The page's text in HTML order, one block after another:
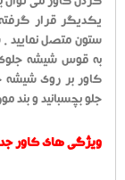
کردن کاور می توان
یکدیگر قرار
ستون متصل نمایید
به قوس شیشه جلوی
کاور بر روی شیشه
جلو بچسبانید و بند
ویژگی های کاور